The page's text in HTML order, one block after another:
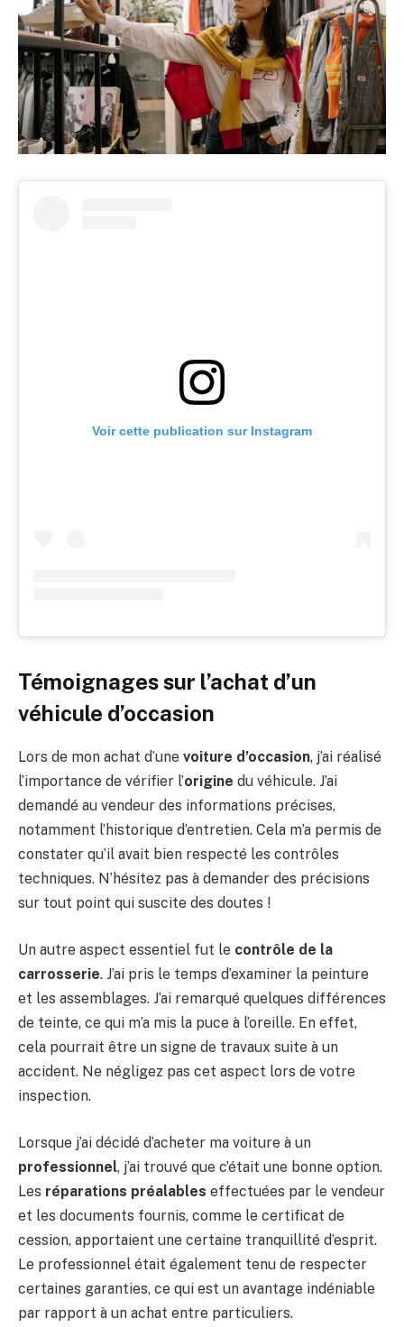
Voir cette publication sur Instagram
Témoignages sur l’achat d’un
véhicule d’occasion
Lors de mon achat d’une voiture d’occasion, j’ai réalisé
l’importance de vérifier l’origine du véhicule. J’ai
demandé au vendeur des informations précises,
notamment l’historique d’entretien. Cela m’a permis de
constater qu’il avait bien respecté les contrôles
techniques. N’hésitez pas à demander des précisions
sur tout point qui suscite des doutes !
Un autre aspect essentiel fut le contrôle de la
carrosserie. J’ai pris le temps d’examiner la peinture
et les assemblages. J’ai remarqué quelques différences
de teinte, ce qui m’a mis la puce à l’oreille. En effet,
cela pourrait être un signe de travaux suite à un
accident. Ne négligez pas cet aspect lors de votre
inspection.
Lorsque j’ai décidé d’acheter ma voiture à un
professionnel, j’ai trouvé que c’était une bonne option.
Les réparations préalables effectuées par le vendeur
et les documents fournis, comme le certificat de
cession, apportaient une certaine tranquillité d’esprit.
Le professionnel était également tenu de respecter
certaines garanties, ce qui est un avantage indéniable
par rapport à un achat entre particuliers.